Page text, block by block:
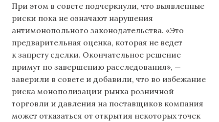
При этом в совете подчеркнули, что выявленные
риски пока не означают нарушения
антимонопольного законодательства. «Это
предварительная оценка, которая не ведет
к запрету сделки. Окончательное решение
примут по завершению расследования», —
заверили в совете и добавили, что во избежание
риска монополизации рынка розничной
торговли и давления на поставщиков компания
может отказаться от открытия некоторых точек